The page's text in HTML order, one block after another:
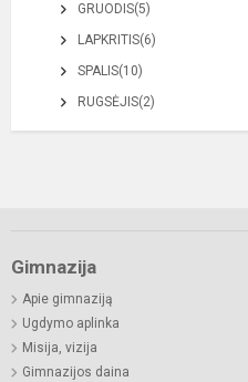
GRUODIS(5)
LAPKRITIS(6)
SPALIS(10)
RUGSĖJIS(2)
Gimnazija
Apie gimnaziją
Ugdymo aplinka
Misija, vizija
Gimnazijos daina